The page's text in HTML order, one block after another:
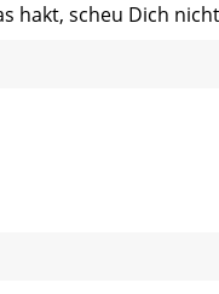
hakt, scheu Dich